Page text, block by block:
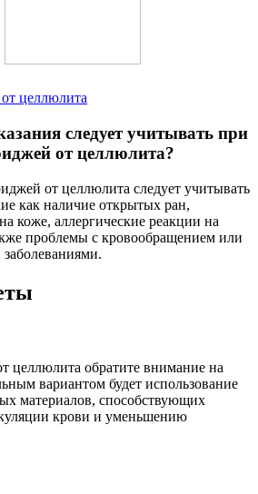
целлюлита
следует учитывать при
от целлюлита?
от целлюлита следует учитывать
как наличие открытых ран,
коже, аллергические реакции на
проблемы с кровообращением или
целлюлита обратите внимание на
вариантом будет использование
материалов, способствующих
крови и уменьшению